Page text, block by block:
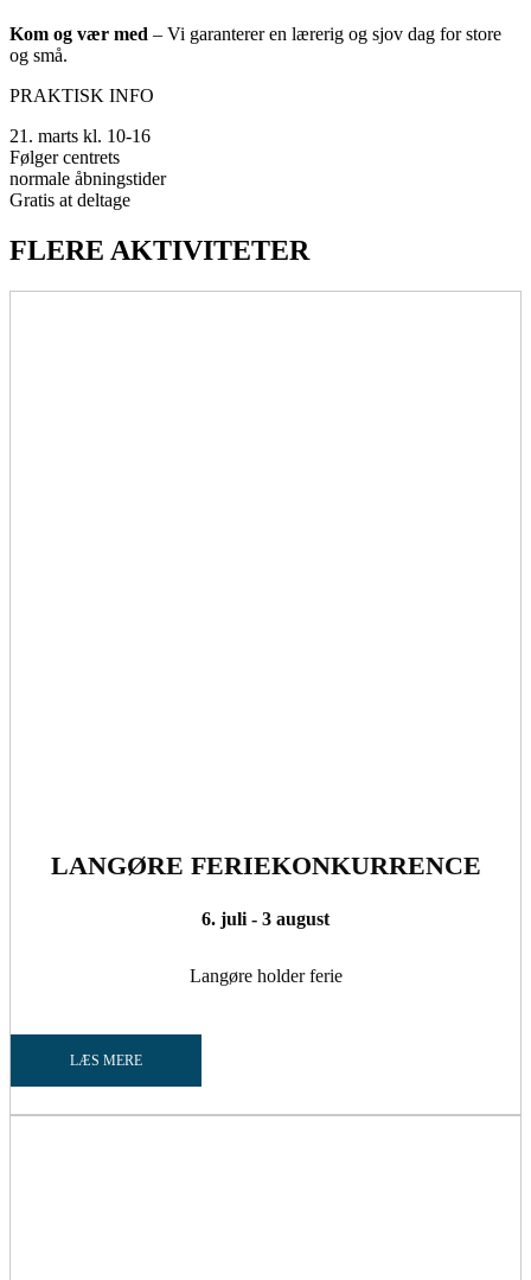
Kom og vær med – Vi garanterer en lærerig og sjov dag for store
og små.
PRAKTISK INFO
21. marts kl. 10-16
Følger centrets
normale åbningstider
Gratis at deltage
FLERE AKTIVITETER
LANGØRE FERIEKONKURRENCE
6. juli - 3 august
Langøre holder ferie
LÆS MERE